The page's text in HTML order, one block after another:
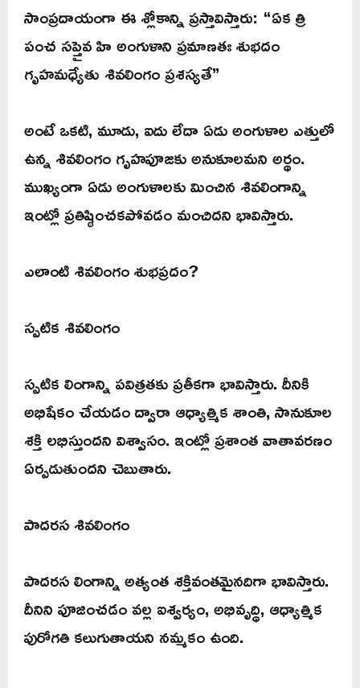
సాంప్రదాయంగా ఈ శ్లోకాన్ని ప్రస్తావిస్తారు: “ఏక త్రి
పంచ సప్తైవ హి అంగుళాని ప్రమాణతః శుభదం
గృహమధ్యేతు శివలింగం ప్రశస్యతే”
అంటే ఒకటి, మూడు, ఐదు లేదా ఏడు అంగుళాల ఎత్తులో
ఉన్న శివలింగం గృహపూజకు అనుకూలమని అర్థం.
ముఖ్యంగా ఏడు అంగుళాలకు మించిన శివలింగాన్ని
ఇంట్లో ప్రతిష్ఠించకపోవడం మంచిదని భావిస్తారు.
ఎలాంటి శివలింగం శుభప్రదం?
స్పటిక శివలింగం
స్పటిక లింగాన్ని పవిత్రతకు ప్రతీకగా భావిస్తారు. దీనికి
అభిషేకం చేయడం ద్వారా ఆధ్యాత్మిక శాంతి, సానుకూల
శక్తి లభిస్తుందని విశ్వాసం. ఇంట్లో ప్రశాంత వాతావరణం
ఏర్పడుతుందని చెబుతారు.
పాదరస శివలింగం
పాదరస లింగాన్ని అత్యంత శక్తివంతమైనదిగా భావిస్తారు.
దీనిని పూజించడం వల్ల ఐశ్వర్యం, అభివృద్ధి, ఆధ్యాత్మిక
పురోగతి కలుగుతాయని నమ్మకం ఉంది.